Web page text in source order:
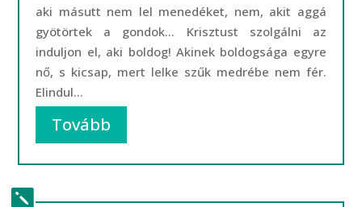
aki másutt nem lel menedéket, nem, akit aggá
gyötörtek a gondok… Krisztust szolgálni az
induljon el, aki boldog! Akinek boldogsága egyre
nő, s kicsap, mert lelke szűk medrébe nem fér.
Elindul...
Tovább